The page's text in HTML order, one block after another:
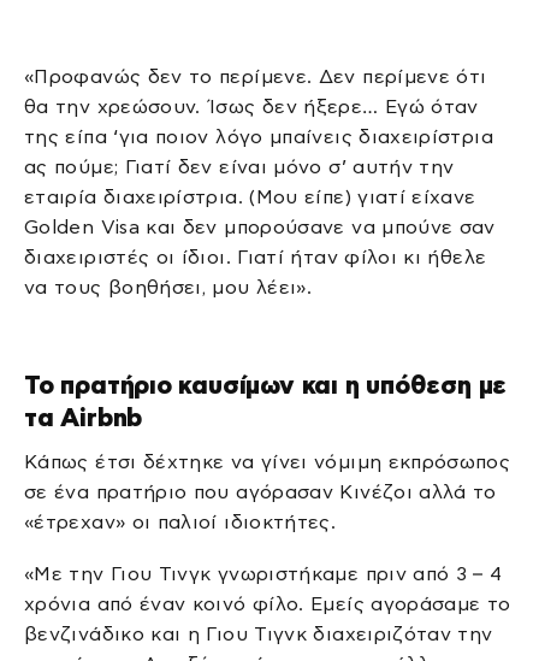
«Προφανώς δεν το περίμενε. Δεν περίμενε ότι
θα την χρεώσουν. Ίσως δεν ήξερε… Εγώ όταν
της είπα ‘για ποιον λόγο μπαίνεις διαχειρίστρια
ας πούμε; Γιατί δεν είναι μόνο σ’ αυτήν την
εταιρία διαχειρίστρια. (Μου είπε) γιατί είχανε
Golden Visa και δεν μπορούσανε να μπούνε σαν
διαχειριστές οι ίδιοι. Γιατί ήταν φίλοι κι ήθελε
να τους βοηθήσει, μου λέει».
Το πρατήριο καυσίμων και η υπόθεση με
τα Airbnb
Κάπως έτσι δέχτηκε να γίνει νόμιμη εκπρόσωπος
σε ένα πρατήριο που αγόρασαν Κινέζοι αλλά το
«έτρεχαν» οι παλιοί ιδιοκτήτες.
«Με την Γιου Τινγκ γνωριστήκαμε πριν από 3 – 4
χρόνια από έναν κοινό φίλο. Εμείς αγοράσαμε το
βενζινάδικο και η Γιου Τιγνκ διαχειριζόταν την